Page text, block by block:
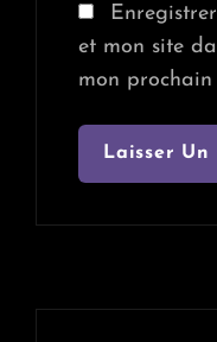
et mon site
mon